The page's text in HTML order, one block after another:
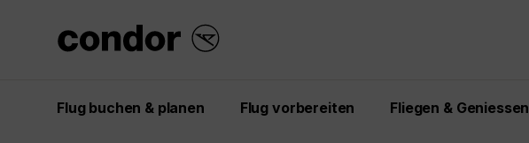
Flug buchen & planen Flug vorbereiten Fliegen & Geniessen